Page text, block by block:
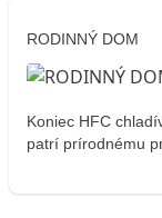
RODINNÝ DOM
Koniec HFC
patrí prírodnému